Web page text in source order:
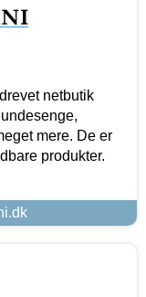
netbutik
mere. De er
produkter.